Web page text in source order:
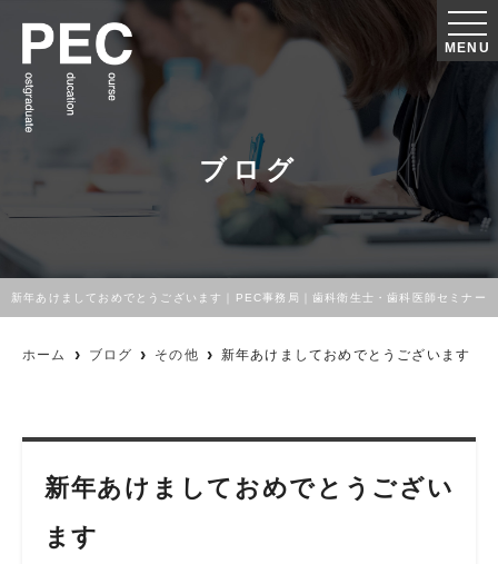
MENU
ブログ
新年あけましておめでとうございます｜PEC事務局｜歯科衛生士・歯科医師セミナー
ホーム ブログ その他 新年あけましておめでとうございます
新年あけましておめでとうござい
ます